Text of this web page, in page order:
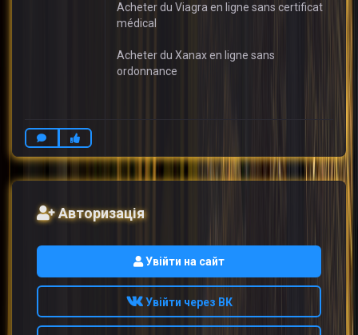
Acheter du Viagra en ligne sans certificat
médical
Acheter du Xanax en ligne sans
ordonnance
Авторизація
Увійти на сайт
Увійти через ВК